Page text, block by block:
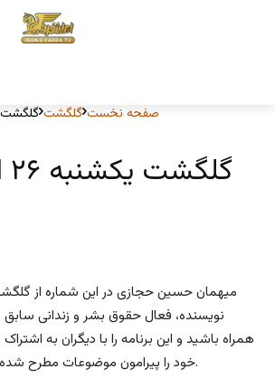
صفحه نخست گلگشت گلگشت
گلگشت یکشنبه ۲۶ اردیبهشت
میهمان حسین حجازی در این شماره از
نویسنده، فعال حقوق بشر و زندانی
همراه باشید و این برنامه را با دیگران به
خود را پیرامون موضوعات مطرح شده برای ما ارسال نمایید.